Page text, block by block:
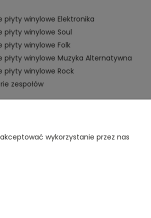
płyty winylowe Elektronika
płyty winylowe Soul
płyty winylowe Folk
płyty winylowe Muzyka Alternatywna
płyty winylowe Rock
zespołów
VINYL TAMKAwykorzystanie przez nas